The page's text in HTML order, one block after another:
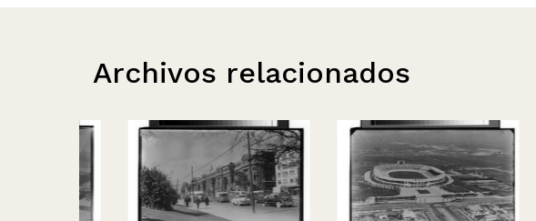
Archivos relacionados